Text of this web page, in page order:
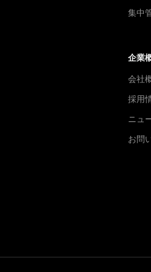
集中
企業
会社
採用
ニュ
お問